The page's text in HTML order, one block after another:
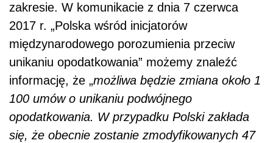
zakresie. W komunikacie z dnia 7 czerwca
2017 r. „Polska wśród inicjatorów
międzynarodowego porozumienia przeciw
unikaniu opodatkowania” możemy znaleźć
informację, że „możliwa będzie zmiana około 1
100 umów o unikaniu podwójnego
opodatkowania. W przypadku Polski zakłada
się, że obecnie zostanie zmodyfikowanych 47